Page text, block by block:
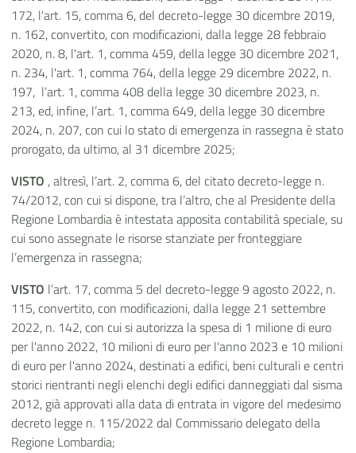
172, l'art. 15, comma 6, del decreto-legge 30 dicembre 2019,
n. 162, convertito, con modificazioni, dalla legge 28 febbraio
2020, n. 8, l'art. 1, comma 459, della legge 30 dicembre 2021,
n. 234, l'art. 1, comma 764, della legge 29 dicembre 2022, n.
197, l’art. 1, comma 408 della legge 30 dicembre 2023, n.
213, ed, infine, l’art. 1, comma 649, della legge 30 dicembre
2024, n. 207, con cui lo stato di emergenza in rassegna è stato
prorogato, da ultimo, al 31 dicembre 2025;
VISTO , altresì, l’art. 2, comma 6, del citato decreto-legge n.
74/2012, con cui si dispone, tra l’altro, che al Presidente della
Regione Lombardia è intestata apposita contabilità speciale, su
cui sono assegnate le risorse stanziate per fronteggiare
l’emergenza in rassegna;
VISTO l’art. 17, comma 5 del decreto-legge 9 agosto 2022, n.
115, convertito, con modificazioni, dalla legge 21 settembre
2022, n. 142, con cui si autorizza la spesa di 1 milione di euro
per l'anno 2022, 10 milioni di euro per l'anno 2023 e 10 milioni
di euro per l'anno 2024, destinati a edifici, beni culturali e centri
storici rientranti negli elenchi degli edifici danneggiati dal sisma
2012, già approvati alla data di entrata in vigore del medesimo
decreto legge n. 115/2022 dal Commissario delegato della
Regione Lombardia;